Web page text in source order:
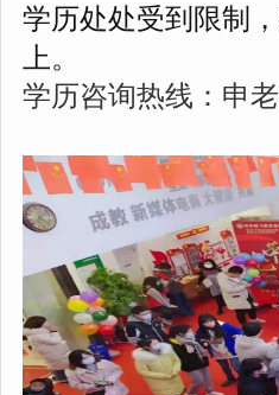
学历处处受到限制
上。
学历咨询热线：申老